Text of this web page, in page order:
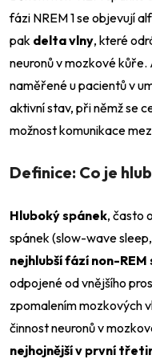
fázi NREM 1 se objevují
pak delta vlny, které
neuronů v mozkové
naměřené u pacientů v
aktivní stav, při němž se
možnost komunikace
Definice: Co je
Hluboký spánek, často
spánek (slow-wave
nejhlubší fází non-REM
odpojené od vnějšího
zpomalením mozkových
činnost neuronů v
nejhojnější v první